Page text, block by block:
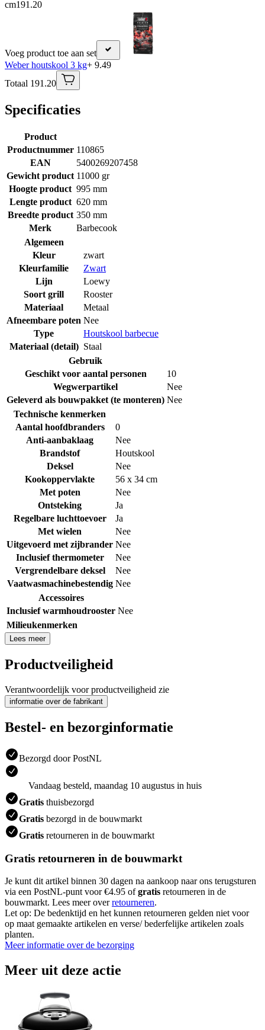
cm191.20
Voeg product toe aan set
Weber houtskool 3 kg+ 9.49
Totaal 191.20
Specificaties
Product
Productnummer 110865
EAN
5400269207458
Gewicht product 11000 gr
Hoogte product 995 mm
Lengte product 620 mm
Breedte product 350 mm
Merk
Barbecook
Algemeen
Kleur
zwart
Kleurfamilie
Zwart
Lijn
Loewy
Soort grill
Rooster
Materiaal
Metaal
Afneembare poten Nee
Type
Houtskool barbecue
Materiaal (detail) Staal
Gebruik
Geschikt voor aantal personen
10
Wegwerpartikel
Nee
Geleverd als bouwpakket (te monteren) Nee
Technische kenmerken
Aantal hoofdbranders
0
Anti-aanbaklaag
Nee
Brandstof
Houtskool
Deksel
Nee
Kookoppervlakte
56 x 34 cm
Met poten
Nee
Ontsteking
Ja
Regelbare luchttoevoer
Ja
Met wielen
Nee
Uitgevoerd met zijbrander Nee
Inclusief thermometer
Nee
Vergrendelbare deksel
Nee
Vaatwasmachinebestendig Nee
Accessoires
Inclusief warmhoudrooster Nee
Milieukenmerken
Lees meer
Productveiligheid
Verantwoordelijk voor productveiligheid zie
informatie over de fabrikant
Bestel- en bezorginformatie
Bezorgd door PostNL
Vandaag besteld, maandag 10 augustus in huis
Gratis thuisbezorgd
Gratis bezorgd in de bouwmarkt
Gratis retourneren in de bouwmarkt
Gratis retourneren in de bouwmarkt
Je kunt dit artikel binnen 30 dagen na aankoop naar ons terugsturen
via een PostNL-punt voor €4.95 ofgratis retourneren in de
bouwmarkt. Lees meer overretourneren.
Let op: De bedenktijd en het kunnen retourneren gelden niet voor
op maat gemaakte artikelen en verse/ bederfelijke artikelen zoals
planten.
Meer informatie over de bezorging
Meer uit deze actie